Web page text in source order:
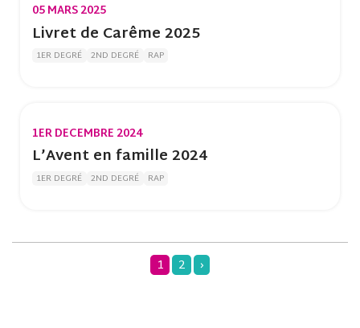
05 MARS 2025
Livret de Carême 2025
1ER DEGRÉ 2ND DEGRÉ RAP
1ER DECEMBRE 2024
L’Avent en famille 2024
1ER DEGRÉ 2ND DEGRÉ RAP
1 2 ›